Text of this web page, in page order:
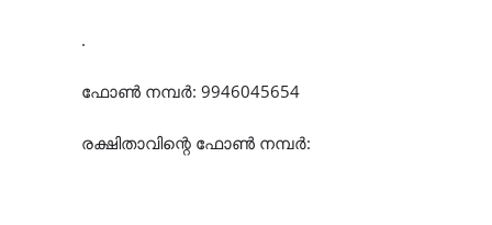
.
ഫോൺ നമ്പർ: 9946045654
രക്ഷിതാവിന്റെ ഫോൺ നമ്പർ: